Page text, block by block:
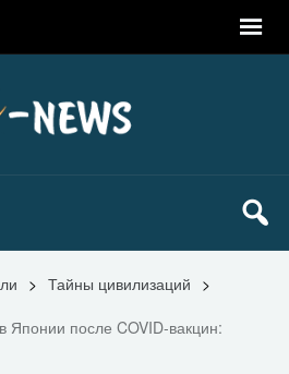
> Тайны цивилизаций >
Японии после COVID-вакцин: